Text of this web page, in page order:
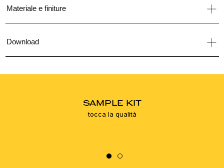
Materiale e finiture
Download
SAMPLE KIT
tocca la qualità